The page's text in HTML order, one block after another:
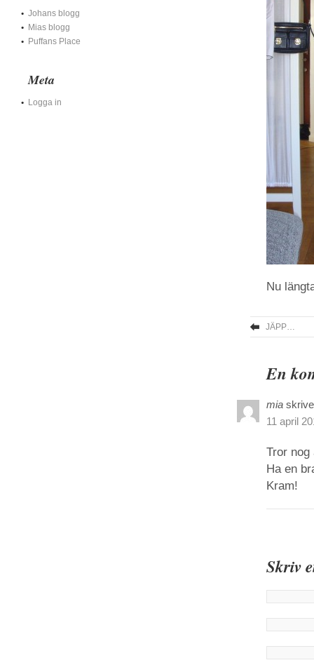
Nu
JÄPP…
En
mia
11 april
Tror
Ha en
Kram!
Skriv
Johans blogg
Mias blogg
Puffans Place
Meta
Logga in